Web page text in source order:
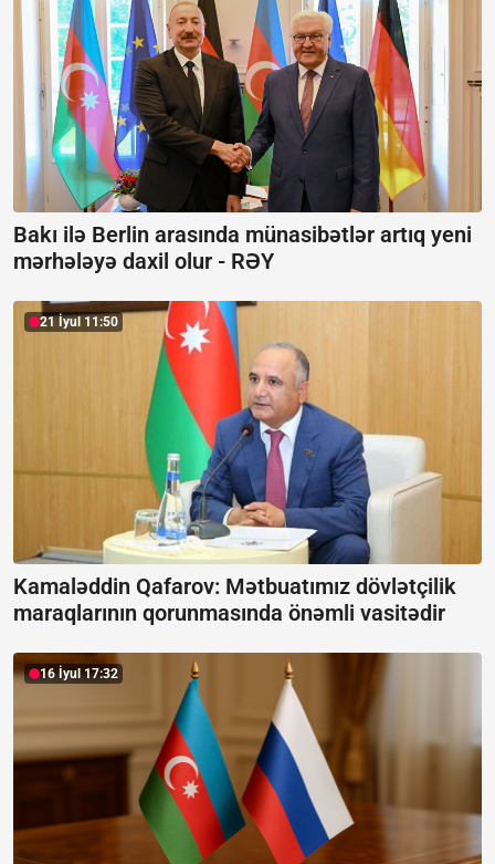
Bakı ilə Berlin arasında münasibətlər artıq yeni
mərhələyə daxil olur - RƏY
21 İyul 11:50
Kamaləddin Qafarov: Mətbuatımız dövlətçilik
maraqlarının qorunmasında önəmli vasitədir
16 İyul 17:32